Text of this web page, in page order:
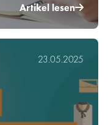
Artikel lesen
23.05.2025